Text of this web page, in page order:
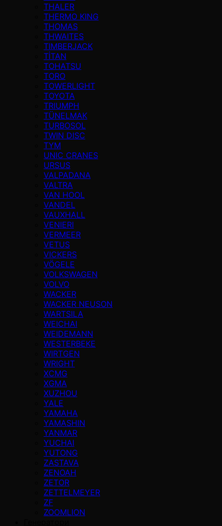
THALER
THERMO KING
THOMAS
THWAITES
TIMBERJACK
TİTAN
TOHATSU
TORO
TOWERLIGHT
TOYOTA
TRIUMPH
TÜNELMAK
TURBOSOL
TWIN DISC
TYM
UNIC CRANES
URSUS
VALPADANA
VALTRA
VAN HOOL
VANDEL
VAUXHALL
VENIERI
VERMEER
VETUS
VICKERS
VÖGELE
VOLKSWAGEN
VOLVO
WACKER
WACKER NEUSON
WARTSILA
WEICHAI
WEIDEMANN
WESTERBEKE
WIRTGEN
WRIGHT
XCMG
XGMA
XUZHOU
YALE
YAMAHA
YAMASHIN
YANMAR
YUCHAI
YUTONG
ZASTAVA
ZENOAH
ZETOR
ZETTELMEYER
ZF
ZOOMLION